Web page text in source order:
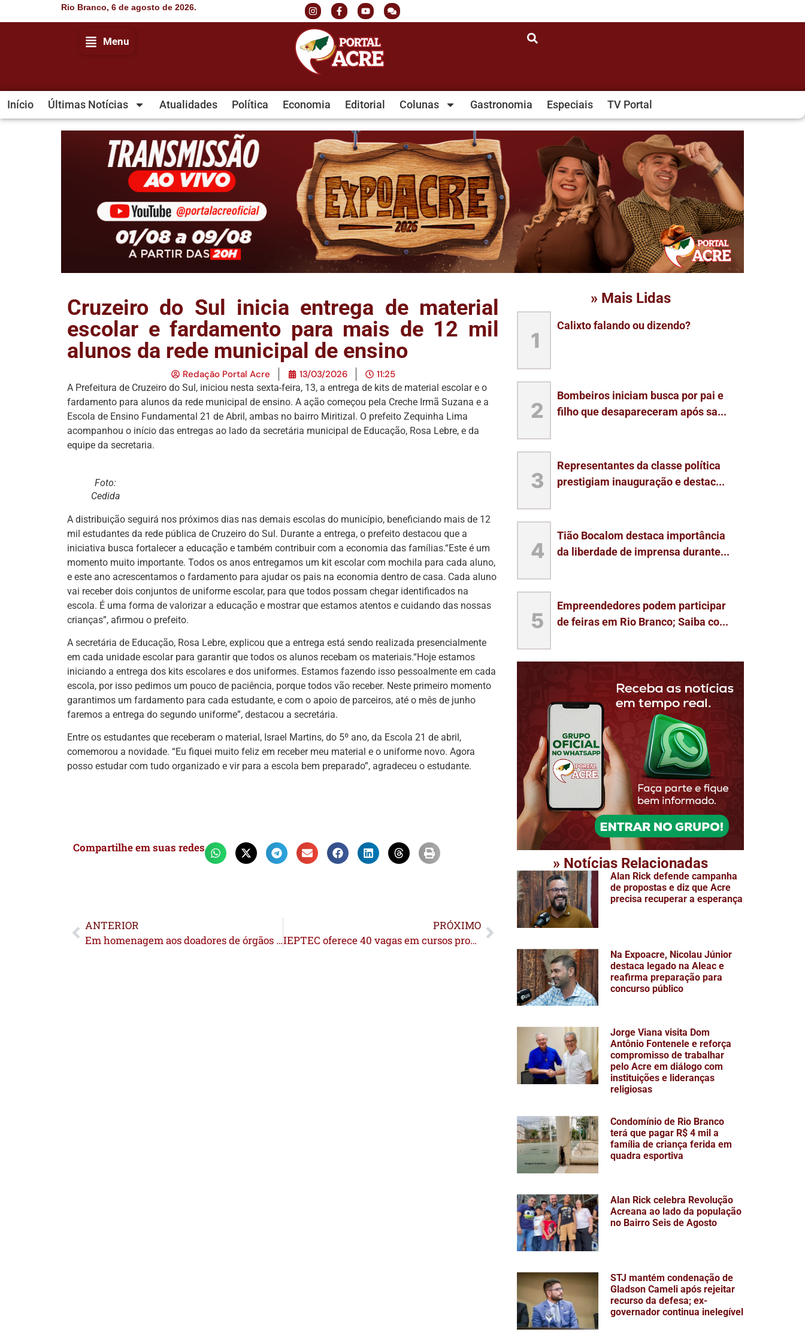
Rio Branco, 6 de agosto de 2026.
Menu
Início Últimas Notícias Atualidades Política Economia Editorial Colunas Gastronomia Especiais TV Portal
Cruzeiro do Sul inicia entrega de material
escolar e fardamento para mais de 12 mil
alunos da rede municipal de ensino
Redação Portal Acre 13/03/2026 11:25
A Prefeitura de Cruzeiro do Sul, iniciou nesta sexta-feira, 13, a entrega de kits de material escolar e o
fardamento para alunos da rede municipal de ensino. A ação começou pela Creche Irmã Suzana e a
Escola de Ensino Fundamental 21 de Abril, ambas no bairro Miritizal. O prefeito Zequinha Lima
acompanhou o início das entregas ao lado da secretária municipal de Educação, Rosa Lebre, e da
equipe da secretaria.
Foto:
Cedida
A distribuição seguirá nos próximos dias nas demais escolas do município, beneficiando mais de 12
mil estudantes da rede pública de Cruzeiro do Sul. Durante a entrega, o prefeito destacou que a
iniciativa busca fortalecer a educação e também contribuir com a economia das famílias.“Este é um
momento muito importante. Todos os anos entregamos um kit escolar com mochila para cada aluno,
e este ano acrescentamos o fardamento para ajudar os pais na economia dentro de casa. Cada aluno
vai receber dois conjuntos de uniforme escolar, para que todos possam chegar identificados na
escola. É uma forma de valorizar a educação e mostrar que estamos atentos e cuidando das nossas
crianças”, afirmou o prefeito.
A secretária de Educação, Rosa Lebre, explicou que a entrega está sendo realizada presencialmente
em cada unidade escolar para garantir que todos os alunos recebam os materiais.“Hoje estamos
iniciando a entrega dos kits escolares e dos uniformes. Estamos fazendo isso pessoalmente em cada
escola, por isso pedimos um pouco de paciência, porque todos vão receber. Neste primeiro momento
garantimos um fardamento para cada estudante, e com o apoio de parceiros, até o mês de junho
faremos a entrega do segundo uniforme”, destacou a secretária.
Entre os estudantes que receberam o material, Israel Martins, do 5º ano, da Escola 21 de abril,
comemorou a novidade. “Eu fiquei muito feliz em receber meu material e o uniforme novo. Agora
posso estudar com tudo organizado e vir para a escola bem preparado”, agradeceu o estudante.
Compartilhe em suas redes
ANTERIOR
Em homenagem aos doadores de órgãos e pacientes transplantados, Fundhacre realiza plantio no “Jardim da Vida”
PRÓXIMO
IEPTEC oferece 40 vagas em cursos profissionalizantes para mulheres de Xapuri
» Mais Lidas
1
Calixto falando ou dizendo?
2
Bombeiros iniciam busca por pai e
filho que desapareceram após sa...
3
Representantes da classe política
prestigiam inauguração e destac...
4
Tião Bocalom destaca importância
da liberdade de imprensa durante...
5
Empreendedores podem participar
de feiras em Rio Branco; Saiba co...
» Notícias Relacionadas
Alan Rick defende campanha
de propostas e diz que Acre
precisa recuperar a esperança
Na Expoacre, Nicolau Júnior
destaca legado na Aleac e
reafirma preparação para
concurso público
Jorge Viana visita Dom
Antônio Fontenele e reforça
compromisso de trabalhar
pelo Acre em diálogo com
instituições e lideranças
religiosas
Condomínio de Rio Branco
terá que pagar R$ 4 mil a
família de criança ferida em
quadra esportiva
Alan Rick celebra Revolução
Acreana ao lado da população
no Bairro Seis de Agosto
STJ mantém condenação de
Gladson Cameli após rejeitar
recurso da defesa; ex-
governador continua inelegível